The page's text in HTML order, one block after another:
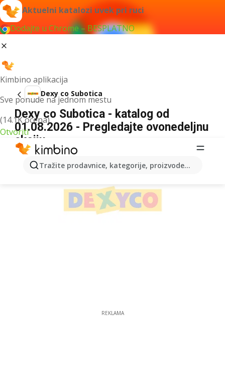
Aktuelni katalozi uvek pri ruci
Dodajte u Chrome – BESPLATNO
Kimbino aplikacija
Sve ponude na jednom mestu
(14.1K ocena)
Otvoriti
Tražite prodavnice, kategorije, proizvode...
Dexy co Subotica
Dexy co Subotica - katalog od
01.08.2026 - Pregledajte ovonedeljnu
akciju
REKLAMA